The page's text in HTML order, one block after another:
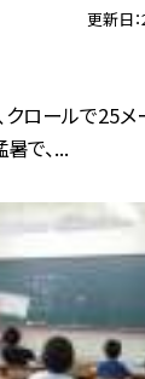
更新日
ロールで25メ
で、...